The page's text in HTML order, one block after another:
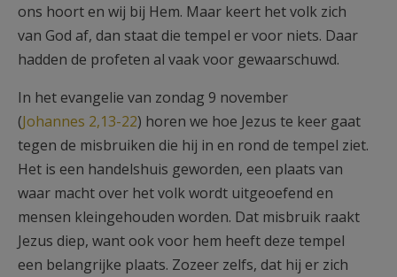
ons hoort en wij bij Hem. Maar keert het volk zich
van God af, dan staat die tempel er voor niets. Daar
hadden de profeten al vaak voor gewaarschuwd.
In het evangelie van zondag 9 november
(Johannes 2,13-22) horen we hoe Jezus te keer gaat
tegen de misbruiken die hij in en rond de tempel ziet.
Het is een handelshuis geworden, een plaats van
waar macht over het volk wordt uitgeoefend en
mensen kleingehouden worden. Dat misbruik raakt
Jezus diep, want ook voor hem heeft deze tempel
een belangrijke plaats. Zozeer zelfs, dat hij er zich